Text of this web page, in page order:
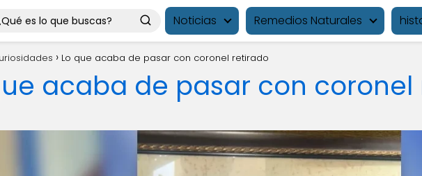
Noticias Remedios Naturales
Lo que acaba de pasar con coronel retirado
acaba de pasar con